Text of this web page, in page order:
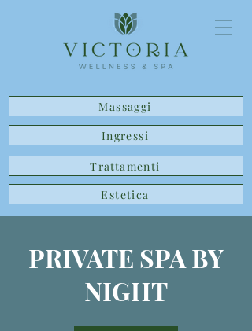
Massaggi
Ingressi
Trattamenti
Estetica
PRIVATE SPA BY
NIGHT